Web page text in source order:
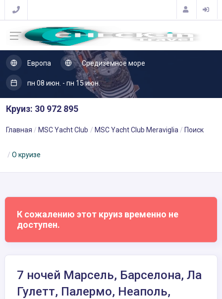
Европа Средиземное море
пн 08 июн. - пн 15 июн.
Круиз: 30 972 895
Главная MSC Yacht Club MSC Yacht Club Meraviglia Поиск
О круизе
К сожалению этот круиз временно не
доступен.
7 ночей Марсель, Барселона, Ла
Гулетт, Палермо, Неаполь,